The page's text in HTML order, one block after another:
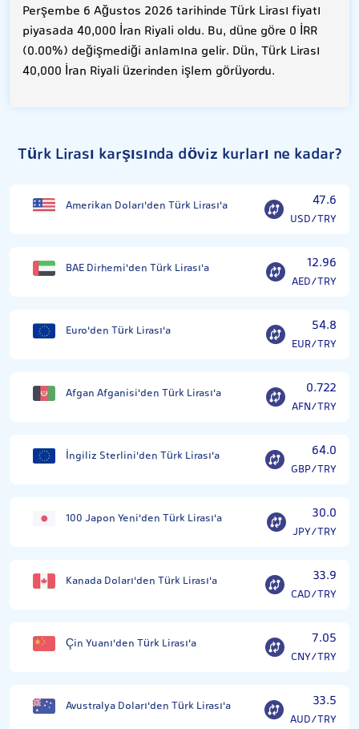
Perşembe 6 Ağustos 2026 tarihinde Türk Lirası fiyatı
piyasada 40,000 İran Riyali oldu. Bu, düne göre 0 İRR
(0.00%) değişmediği anlamına gelir. Dün, Türk Lirası
40,000 İran Riyali üzerinden işlem görüyordu.
Türk Lirası karşısında döviz kurları ne kadar?
Amerikan Doları'den Türk Lirası'a 47.6
USD/TRY
BAE Dirhemi'den Türk Lirası'a 12.96
AED/TRY
Euro'den Türk Lirası'a 54.8
EUR/TRY
Afgan Afganisi'den Türk Lirası'a 0.722
AFN/TRY
İngiliz Sterlini'den Türk Lirası'a 64.0
GBP/TRY
100 Japon Yeni'den Türk Lirası'a 30.0
JPY/TRY
Kanada Doları'den Türk Lirası'a 33.9
CAD/TRY
Çin Yuanı'den Türk Lirası'a 7.05
CNY/TRY
Avustralya Doları'den Türk Lirası'a 33.5
AUD/TRY